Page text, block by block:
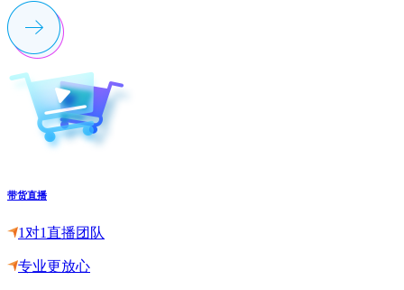
带货直播
1对1直播团队
专业更放心